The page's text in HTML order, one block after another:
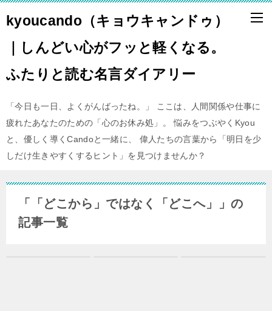
kyoucando（キョウキャンドゥ）
｜しんどい心がフッと軽くなる。
ふたりと読む名言ダイアリー
「今日も一日、よくがんばったね。」 ここは、人間関係や仕事に
疲れたあなたのための「心のお休み処」。 悩みをつぶやくKyou
と、優しく導くCandoと一緒に、 偉人たちの言葉から「明日を少
しだけ生きやすくするヒント」を見つけませんか？
「「どこから」ではなく「どこへ」」の
記事一覧